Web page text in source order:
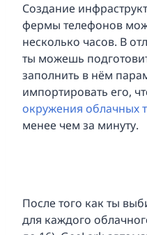
Создание
фермы телефонов
несколько часов. В
ты можешь
заполнить в нём
импортировать его,
окружения облачных
менее чем за минуту.
После того как ты
для каждого